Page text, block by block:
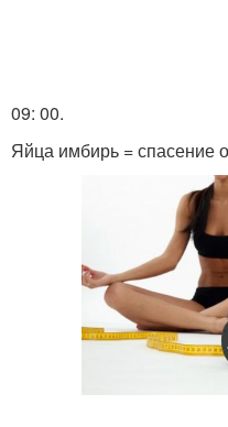
09: 00.
Яйца имбирь = спасение